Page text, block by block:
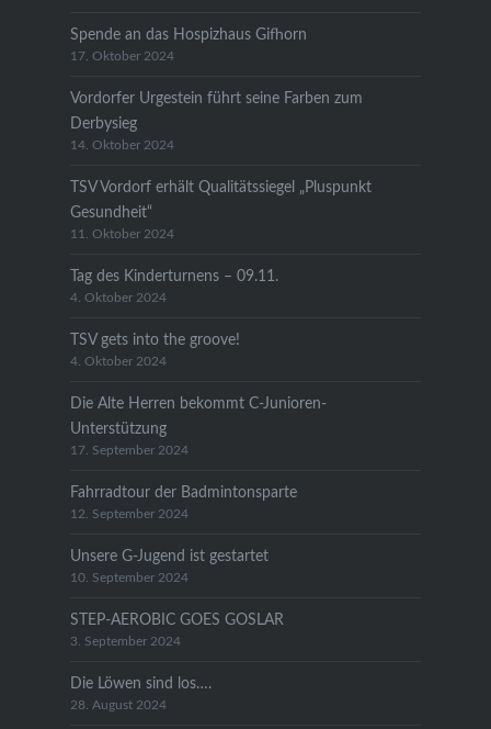
Spende an das Hospizhaus Gifhorn
17. Oktober 2024
Vordorfer Urgestein führt seine Farben zum
Derbysieg
14. Oktober 2024
TSV Vordorf erhält Qualitätssiegel „Pluspunkt
Gesundheit“
11. Oktober 2024
Tag des Kinderturnens – 09.11.
4. Oktober 2024
TSV gets into the groove!
4. Oktober 2024
Die Alte Herren bekommt C-Junioren-
Unterstützung
17. September 2024
Fahrradtour der Badmintonsparte
12. September 2024
Unsere G-Jugend ist gestartet
10. September 2024
STEP-AEROBIC GOES GOSLAR
3. September 2024
Die Löwen sind los….
28. August 2024